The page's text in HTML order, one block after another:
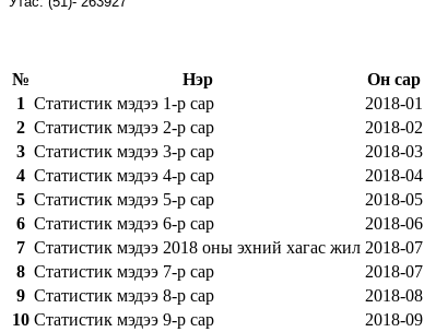
№ Нэр Он сар
1 Статистик мэдээ 1-р сар
2018-01
2 Статистик мэдээ 2-р сар
2018-02
3 Статистик мэдээ 3-р сар
2018-03
4 Статистик мэдээ 4-р сар
2018-04
5 Статистик мэдээ 5-р сар
2018-05
6 Статистик мэдээ 6-р сар
2018-06
7 Статистик мэдээ 2018 оны эхний хагас жил 2018-07
8 Статистик мэдээ 7-р сар
2018-07
9 Статистик мэдээ 8-р сар
2018-08
10 Статистик мэдээ 9-р сар
2018-09